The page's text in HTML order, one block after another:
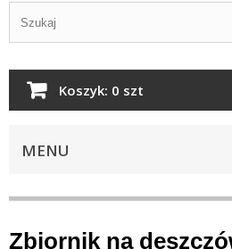
Koszyk: 0 szt
MENU
Zbiornik na